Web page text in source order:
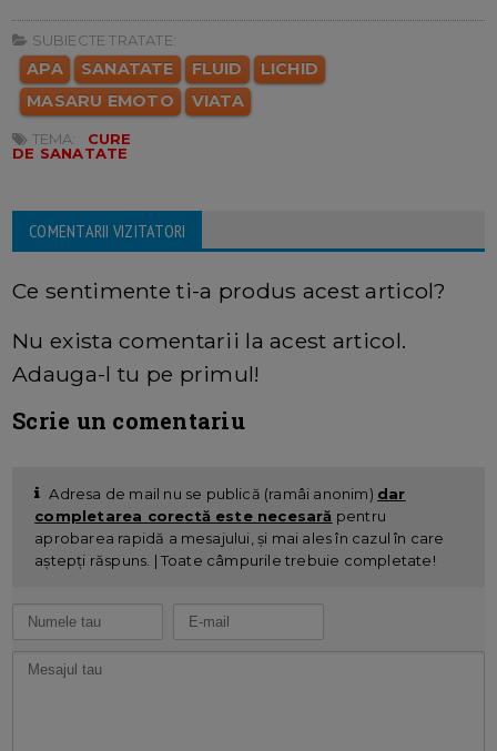
SUBIECTE TRATATE:
APA SANATATE FLUID
LICHID
MASARU EMOTO
VIATA
TEMA:
CURE
DE SANATATE
COMENTARII VIZITATORI
Ce sentimente ti-a produs acest articol?
Nu exista comentarii la acest articol.
Adauga-l tu pe primul!
Scrie un comentariu
Adresa de mail nu se publică (ramâi anonim) dar
completarea corectă este necesară pentru
aprobarea rapidă a mesajului, și mai ales în cazul în care
aștepți răspuns. | Toate câmpurile trebuie completate!